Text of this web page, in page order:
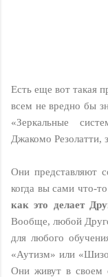
Есть еще вот такая
всем не вредно бы
«Зеркальные
Джакомо Резолатти,
Они представляют
когда вы сами что-
как это делает
Вообще, любой
для любого
«Аутизм» или
Они живут в своем